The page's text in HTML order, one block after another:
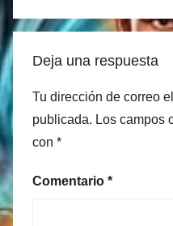
Deja una respuesta
Tu dirección de correo
publicada. Los campos
con *
Comentario *